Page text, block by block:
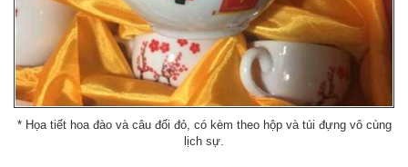
* Họa tiết hoa đào và câu đối đỏ, có kèm theo hộp và túi đựng vô cùng
lịch sự.